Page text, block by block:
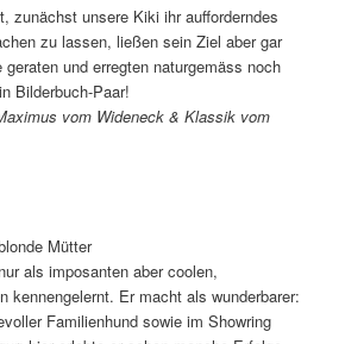
zunächst unsere Kiki ihr aufforderndes
zu lassen, ließen sein Ziel aber gar
und erregten naturgemäss noch
Bilderbuch-Paar!
vom Wideneck & Klassik vom
Mütter
als imposanten aber coolen,
kennengelernt. Er macht als wunderbarer:
Familienhund sowie im Showring